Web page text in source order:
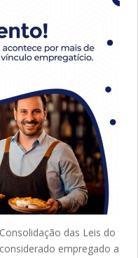
das Leis do
empregado a